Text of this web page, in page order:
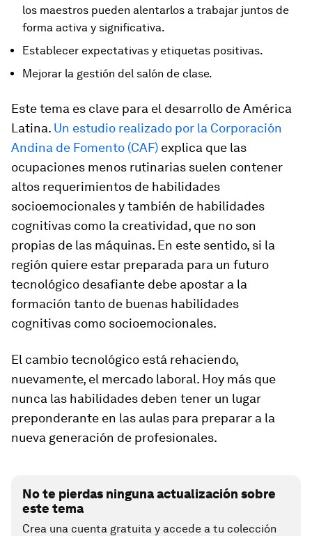
los maestros pueden alentarlos a trabajar juntos de
forma activa y significativa.
Establecer expectativas y etiquetas positivas.
Mejorar la gestión del salón de clase.
Este tema es clave para el desarrollo de América
Latina. Un estudio realizado por la Corporación
Andina de Fomento (CAF) explica que las
ocupaciones menos rutinarias suelen contener
altos requerimientos de habilidades
socioemocionales y también de habilidades
cognitivas como la creatividad, que no son
propias de las máquinas. En este sentido, si la
región quiere estar preparada para un futuro
tecnológico desafiante debe apostar a la
formación tanto de buenas habilidades
cognitivas como socioemocionales.
El cambio tecnológico está rehaciendo,
nuevamente, el mercado laboral. Hoy más que
nunca las habilidades deben tener un lugar
preponderante en las aulas para preparar a la
nueva generación de profesionales.
No te pierdas ninguna actualización sobre
este tema
Crea una cuenta gratuita y accede a tu colección